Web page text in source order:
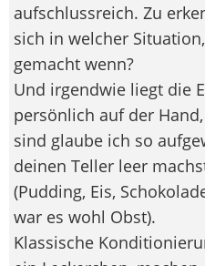
aufschlussreich. Zu
sich in welcher
gemacht wenn?
Und irgendwie liegt die
persönlich auf der
sind glaube ich so
deinen Teller leer
(Pudding, Eis,
war es wohl Obst).
Klassische